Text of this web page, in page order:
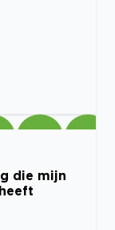
die mijn